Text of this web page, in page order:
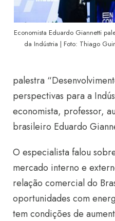
Economista Eduardo Giannetti
da Indústria | Foto: Thiago
palestra
perspectivas para a
economista, professor,
brasileiro Eduardo
O especialista falou
mercado interno e
relação comercial do
oportunidades com
tem condições de